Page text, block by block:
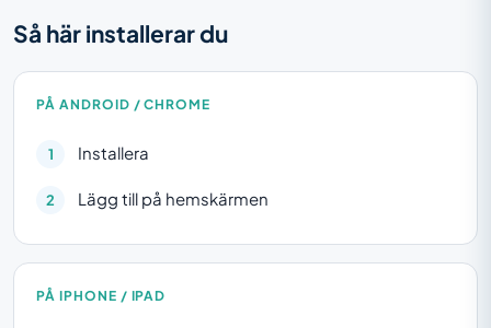
Så här installerar du
PÅ ANDROID / CHROME
Installera
Lägg till på hemskärmen
PÅ IPHONE / IPAD